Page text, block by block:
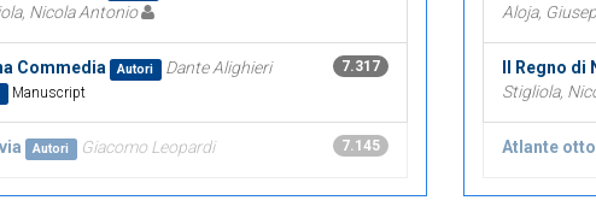
Nicola Antonio
7.317
Commedia Autori Dante Alighieri
Manuscript
7.145
Autori Giacomo Leopardi
Aloja,
Il Regno di
Stigliola,
Atlante